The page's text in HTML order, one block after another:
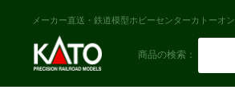
メーカー直送・鉄道模型ホビーセンターカトーオ
商品の検索：